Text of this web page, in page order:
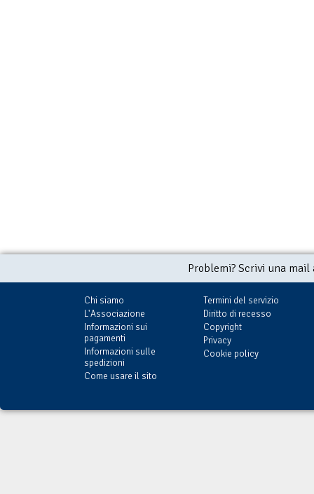
Problemi? Scrivi una
Chi siamo
L'Associazione
Informazioni sui
pagamenti
Informazioni sulle
spedizioni
Come usare il sito
Termini del servizio
Diritto di recesso
Copyright
Privacy
Cookie policy